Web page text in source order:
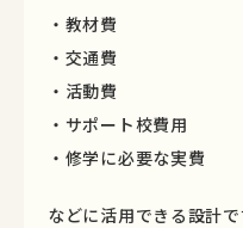
・教材費
・交通費
・活動費
・サポート校費用
・修学に必要な実費
などに活用できる設計で